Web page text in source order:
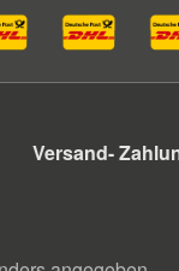
Versand-